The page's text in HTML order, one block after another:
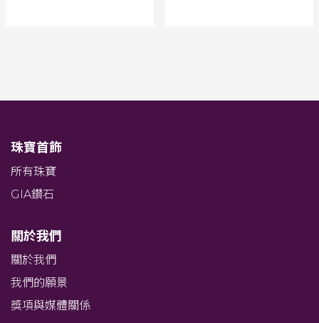
珠寶首飾
所有珠寶
GIA鑽石
關於我們
關於我們
我們的願景
獎項與媒體關係